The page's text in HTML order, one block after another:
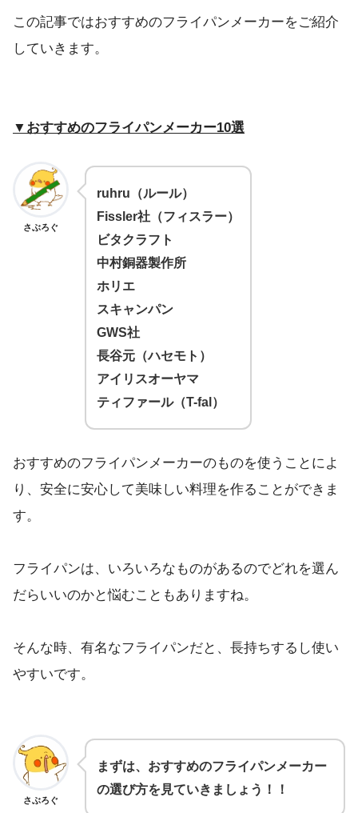
この記事ではおすすめのフライパンメーカーをご紹介
していきます。
▼おすすめのフライパンメーカー10選
さぶろぐ
ruhru（ルール）
Fissler社（フィスラー）
ビタクラフト
中村銅器製作所
ホリエ
スキャンパン
GWS社
長谷元（ハセモト）
アイリスオーヤマ
ティファール（T-fal）
おすすめのフライパンメーカーのものを使うことによ
り、安全に安心して美味しい料理を作ることができま
す。
フライパンは、いろいろなものがあるのでどれを選ん
だらいいのかと悩むこともありますね。
そんな時、有名なフライパンだと、長持ちするし使い
やすいです。
さぶろぐ
まずは、おすすめのフライパンメーカー
の選び方を見ていきましょう！！